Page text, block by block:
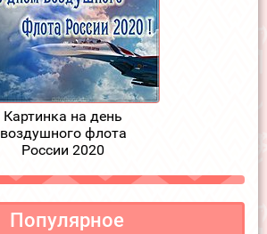
Картинка на день
воздушного флота
России 2020
Популярное